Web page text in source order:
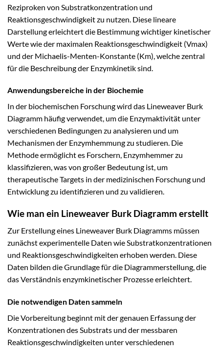
Reziproken von Substratkonzentration und
Reaktionsgeschwindigkeit zu nutzen. Diese lineare
Darstellung erleichtert die Bestimmung wichtiger kinetischer
Werte wie der maximalen Reaktionsgeschwindigkeit (Vmax)
und der Michaelis-Menten-Konstante (Km), welche zentral
für die Beschreibung der Enzymkinetik sind.
Anwendungsbereiche in der Biochemie
In der biochemischen Forschung wird das Lineweaver Burk
Diagramm häufig verwendet, um die Enzymaktivität unter
verschiedenen Bedingungen zu analysieren und um
Mechanismen der Enzymhemmung zu studieren. Die
Methode ermöglicht es Forschern, Enzymhemmer zu
klassifizieren, was von großer Bedeutung ist, um
therapeutische Targets in der medizinischen Forschung und
Entwicklung zu identifizieren und zu validieren.
Wie man ein Lineweaver Burk Diagramm erstellt
Zur Erstellung eines Lineweaver Burk Diagramms müssen
zunächst experimentelle Daten wie Substratkonzentrationen
und Reaktionsgeschwindigkeiten erhoben werden. Diese
Daten bilden die Grundlage für die Diagrammerstellung, die
das Verständnis enzymkinetischer Prozesse erleichtert.
Die notwendigen Daten sammeln
Die Vorbereitung beginnt mit der genauen Erfassung der
Konzentrationen des Substrats und der messbaren
Reaktionsgeschwindigkeiten unter verschiedenen